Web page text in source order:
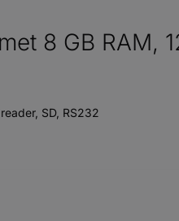
8 GB RAM,
SD, RS232